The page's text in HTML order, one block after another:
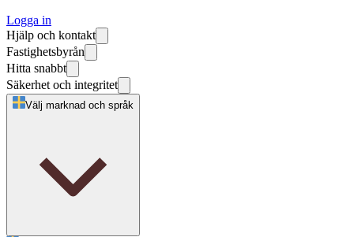
Logga in
Hjälp och kontakt
Fastighetsbyrån
Hitta snabbt
Säkerhet och integritet
Välj marknad och språk